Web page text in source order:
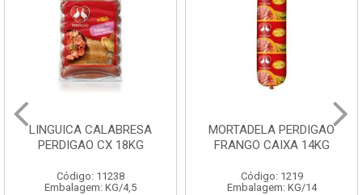
LINGUICA CALABRESA
PERDIGAO CX 18KG
Código: 11238
Embalagem: KG/4,5
MORTADELA PERDIGAO
FRANGO CAIXA 14KG
Código: 1219
Embalagem: KG/14